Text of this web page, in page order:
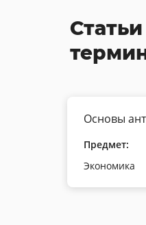
Основы
Предмет:
Экономика